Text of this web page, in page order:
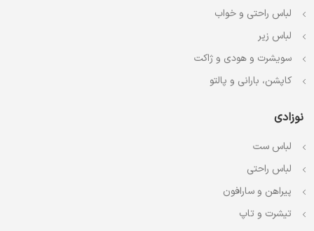
لباس راحتی و خواب
لباس زیر
سویشرت و هودی و ژاکت
کاپشن، بارانی و پالتو
نوزادی
لباس ست
لباس راحتی
پیراهن و سارافون
تیشرت و تاپ